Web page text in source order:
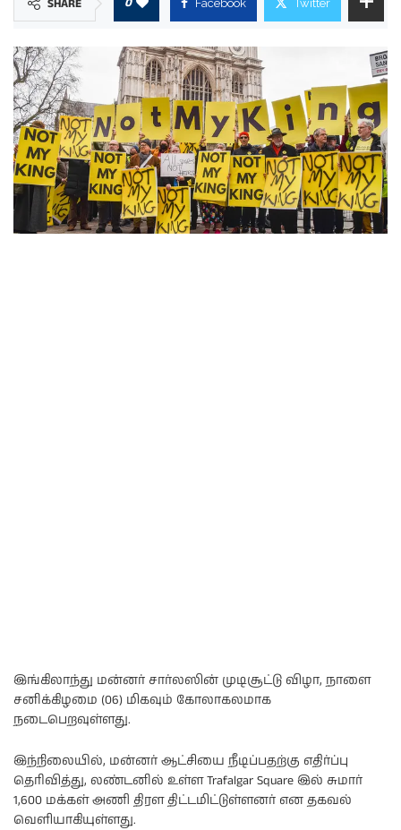
SHARE Facebook Twitter
இங்கிலாந்து மன்னர் சார்லஸின் முடிசூட்டு விழா, நாளை
சனிக்கிழமை (06) மிகவும் கோலாகலமாக
நடைபெறவுள்ளது.
இந்நிலையில், மன்னர் ஆட்சியை நீடிப்பதற்கு எதிர்ப்பு
தெரிவித்து, லண்டனில் உள்ள Trafalgar Square இல் சுமார்
1,600 மக்கள் அணி திரள திட்டமிட்டுள்ளனர் என தகவல்
வெளியாகியுள்ளது.